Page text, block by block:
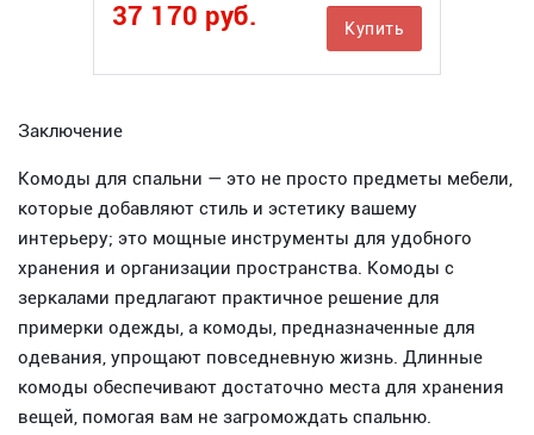
37 170 руб. Купить
Заключение
Комоды для спальни — это не просто предметы мебели,
которые добавляют стиль и эстетику вашему
интерьеру; это мощные инструменты для удобного
хранения и организации пространства. Комоды с
зеркалами предлагают практичное решение для
примерки одежды, а комоды, предназначенные для
одевания, упрощают повседневную жизнь. Длинные
комоды обеспечивают достаточно места для хранения
вещей, помогая вам не загромождать спальню.